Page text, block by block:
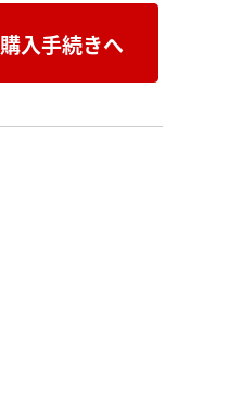
購入手続きへ